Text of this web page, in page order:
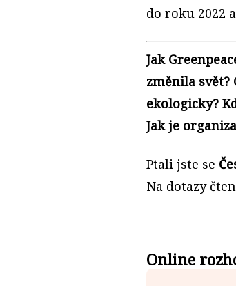
do roku 2022
Jak
změnila svět?
ekologicky?
Jak je
Ptali jste se
Na dotazy
Online